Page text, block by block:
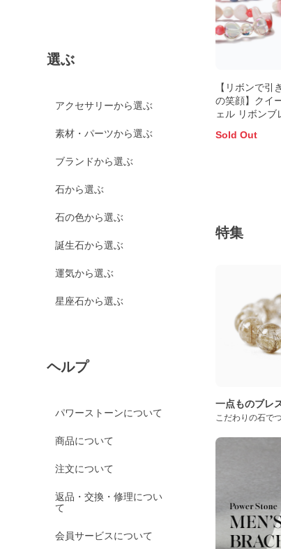
選ぶ
アクセサリーから選ぶ
素材・パーツから選ぶ
ブランドから選ぶ
石から選ぶ
石の色から選ぶ
誕生石から選ぶ
運気から選ぶ
星座石から選ぶ
ヘルプ
パワーストーンについて
商品について
注文について
返品・交換・修理につい
て
会員サービスについて
【リボンで引
の笑顔】クイ
ェル リボンブ
Sold Out
特集
一点ものブレ
こだわりの石で